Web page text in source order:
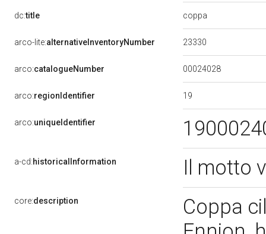
dc:title coppa
arco-lite:alternativeInventoryNumber 23330
arco:catalogueNumber 00024028
arco:regionIdentifier 19
arco:uniqueIdentifier
a-cd:historicalInformation Il motto
core:description
Coppa